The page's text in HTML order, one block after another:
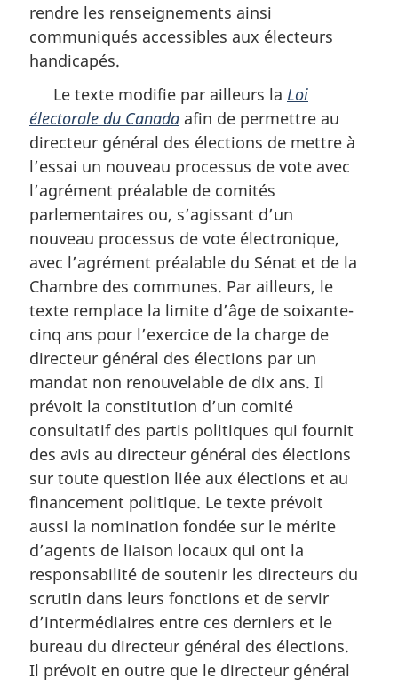
rendre les renseignements ainsi
communiqués accessibles aux électeurs
handicapés.
Le texte modifie par ailleurs la Loi
électorale du Canada afin de permettre au
directeur général des élections de mettre à
l’essai un nouveau processus de vote avec
l’agrément préalable de comités
parlementaires ou, s’agissant d’un
nouveau processus de vote électronique,
avec l’agrément préalable du Sénat et de la
Chambre des communes. Par ailleurs, le
texte remplace la limite d’âge de soixante-
cinq ans pour l’exercice de la charge de
directeur général des élections par un
mandat non renouvelable de dix ans. Il
prévoit la constitution d’un comité
consultatif des partis politiques qui fournit
des avis au directeur général des élections
sur toute question liée aux élections et au
financement politique. Le texte prévoit
aussi la nomination fondée sur le mérite
d’agents de liaison locaux qui ont la
responsabilité de soutenir les directeurs du
scrutin dans leurs fonctions et de servir
d’intermédiaires entre ces derniers et le
bureau du directeur général des élections.
Il prévoit en outre que le directeur général